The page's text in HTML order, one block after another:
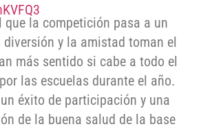
que la competición pasa a un
y la amistad toman el
más sentido si cabe a todo el
las escuelas durante el año.
éxito de participación y una
de la buena salud de la base